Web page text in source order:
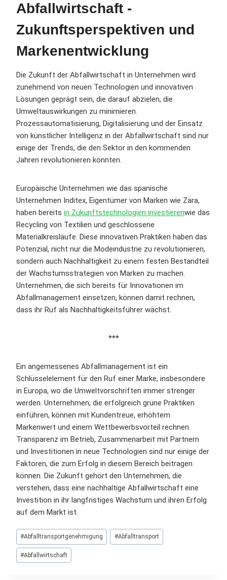
Abfallwirtschaft -
Zukunftsperspektiven und
Markenentwicklung
Die Zukunft der Abfallwirtschaft in Unternehmen wird
zunehmend von neuen Technologien und innovativen
Lösungen geprägt sein, die darauf abzielen, die
Umweltauswirkungen zu minimieren.
Prozessautomatisierung, Digitalisierung und der Einsatz
von künstlicher Intelligenz in der Abfallwirtschaft sind nur
einige der Trends, die den Sektor in den kommenden
Jahren revolutionieren könnten.
Europäische Unternehmen wie das spanische
Unternehmen Inditex, Eigentümer von Marken wie Zara,
haben bereits in Zukunftstechnologien investierenwie das
Recycling von Textilien und geschlossene
Materialkreisläufe. Diese innovativen Praktiken haben das
Potenzial, nicht nur die Modeindustrie zu revolutionieren,
sondern auch Nachhaltigkeit zu einem festen Bestandteil
der Wachstumsstrategien von Marken zu machen.
Unternehmen, die sich bereits für Innovationen im
Abfallmanagement einsetzen, können damit rechnen,
dass ihr Ruf als Nachhaltigkeitsführer wächst.
***
Ein angemessenes Abfallmanagement ist ein
Schlüsselelement für den Ruf einer Marke, insbesondere
in Europa, wo die Umweltvorschriften immer strenger
werden. Unternehmen, die erfolgreich grüne Praktiken
einführen, können mit Kundentreue, erhöhtem
Markenwert und einem Wettbewerbsvorteil rechnen.
Transparenz im Betrieb, Zusammenarbeit mit Partnern
und Investitionen in neue Technologien sind nur einige der
Faktoren, die zum Erfolg in diesem Bereich beitragen
können. Die Zukunft gehört den Unternehmen, die
verstehen, dass eine nachhaltige Abfallwirtschaft eine
Investition in ihr langfristiges Wachstum und ihren Erfolg
auf dem Markt ist.
Schlagworte:
#Abfalltransportgenehmigung #Abfalltransport
#Abfallwirtschaft